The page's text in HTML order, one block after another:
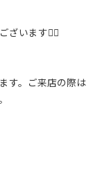
ざいます🙇‍♂️
す。ご来店の際は